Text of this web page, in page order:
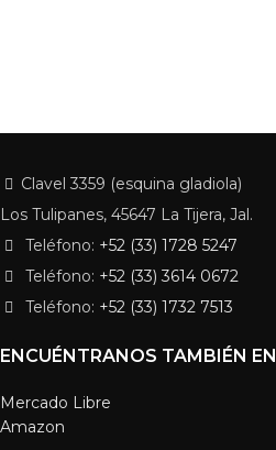
Clavel 3359 (esquina gladiola)
Los Tulipanes, 45647 La Tijera, Jal.
Teléfono: +52 (33) 1728 5247
Teléfono: +52 (33) 3614 0672
Teléfono: +52 (33) 1732 7513
ENCUÉNTRANOS TAMBIÉN EN
Mercado Libre
Amazon